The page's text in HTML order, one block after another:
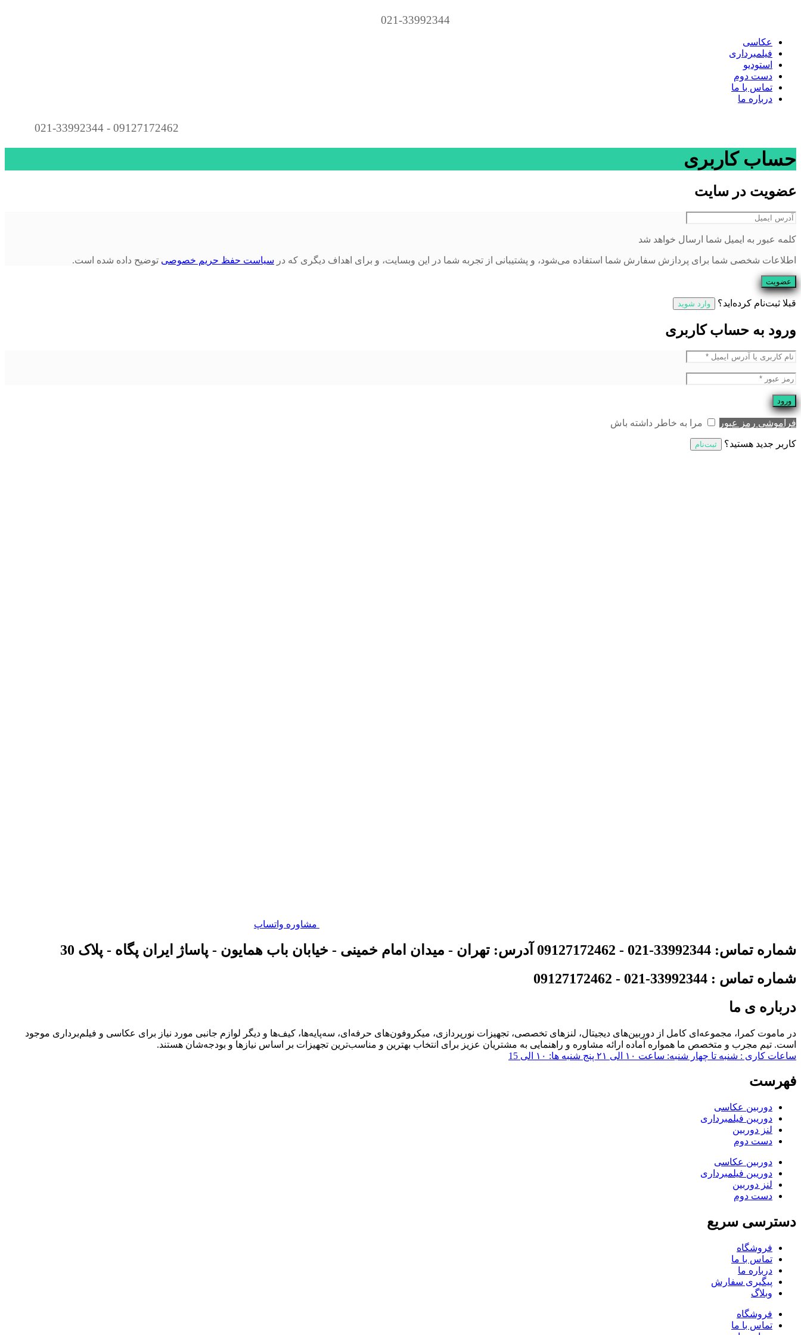
021-33992344
عکاسی
فیلمبرداری
استودیو
دست دوم
تماس با ما
درباره ما
021-33992344 - 09127172462
حساب کاربری
عضویت در سایت
کلمه عبور به ایمیل شما ارسال خواهد شد
اطلاعات شخصی شما برای پردازش سفارش شما استفاده می‌شود، و پشتیبانی از تجربه شما در این وبسایت، و برای اهداف دیگری که در سیاست حفظ حریم خصوصی توضیح داده شده است.
عضویت
قبلا ثبت‌نام کرده‌اید؟ وارد شوید
ورود به حساب کاربری
ورود
فراموشی رمز عبور مرا به خاطر داشته باش
کاربر جدید هستید؟ ثبت‌نام
مشاوره واتساپ
شماره تماس: 33992344-021 - 09127172462 آدرس: تهران - میدان امام خمینی - خیابان باب همایون - پاساژ ایران پگاه - پلاک 30
شماره تماس : 33992344-021 - 09127172462
درباره ی ما
در ماموت کمرا، مجموعه‌ای کامل از دوربین‌های دیجیتال، لنزهای تخصصی، تجهیزات نورپردازی، میکروفون‌های حرفه‌ای، سه‌پایه‌ها، کیف‌ها و دیگر لوازم جانبی مورد نیاز برای عکاسی و فیلم‌برداری موجود
است. تیم مجرب و متخصص ما همواره آماده ارائه مشاوره و راهنمایی به مشتریان عزیز برای انتخاب بهترین و مناسب‌ترین تجهیزات بر اساس نیازها و بودجه‌شان هستند.
ساعات کاری : شنبه تا چهار شنبه: ساعت ۱۰ الی ۲۱ پنج شنبه ها: ۱۰ الی 15
فهرست
دوربین عکاسی
دوریبن فیلمبرداری
لنز دوربین
دست دوم
دوربین عکاسی
دوریبن فیلمبرداری
لنز دوربین
دست دوم
دسترسی سریع
فروشگاه
تماس با ما
درباره ما
پیگیری سفارش
وبلاگ
فروشگاه
تماس با ما